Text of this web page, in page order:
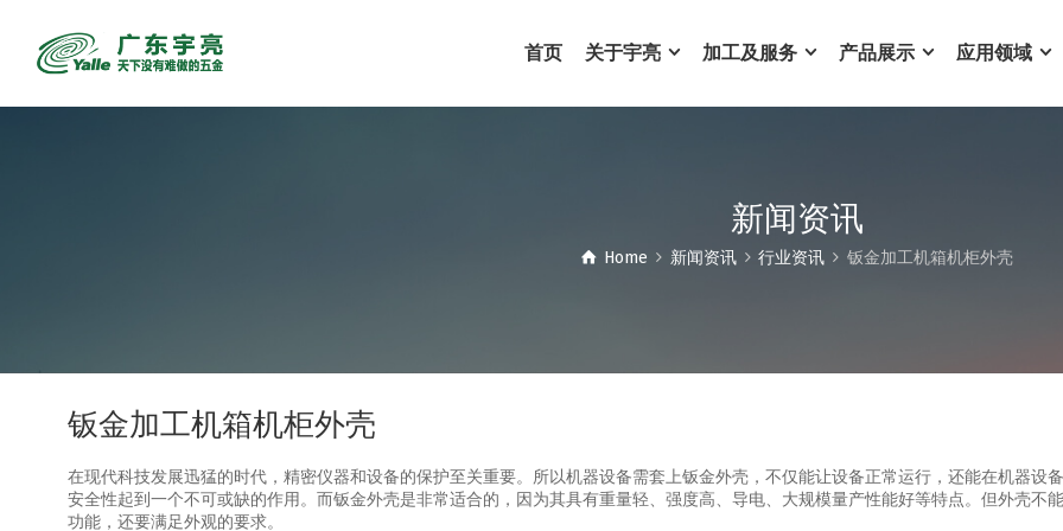
首页 关于宇亮 加工及服务 产品展示 应用领域
新闻资讯
Home 新闻资讯 行业资讯 钣金加工机箱机柜外壳
钣金加工机箱机柜外壳
在现代科技发展迅猛的时代，精密仪器和设备的保护至关重要。所以机器设备需套上钣金外壳，不仅能让设备正常运行，还能在机器设
安全性起到一个不可或缺的作用。而钣金外壳是非常适合的，因为其具有重量轻、强度高、导电、大规模量产性能好等特点。但外壳不
功能，还要满足外观的要求。